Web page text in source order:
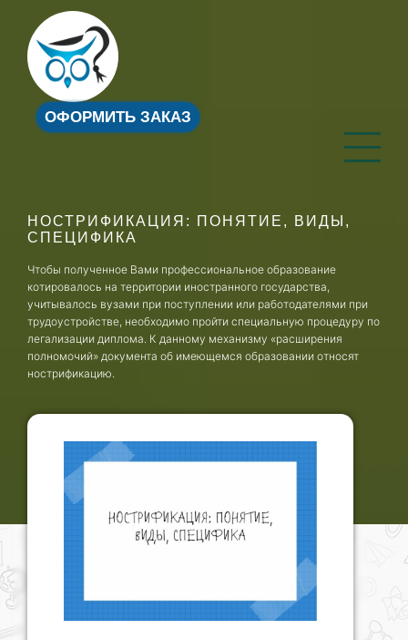
ОФОРМИТЬ ЗАКАЗ
НОСТРИФИКАЦИЯ: ПОНЯТИЕ, ВИДЫ,
СПЕЦИФИКА
Чтобы полученное Вами профессиональное образование
котировалось на территории иностранного государства,
учитывалось вузами при поступлении или работодателями при
трудоустройстве, необходимо пройти специальную процедуру по
легализации диплома. К данному механизму «расширения
полномочий» документа об имеющемся образовании относят
нострификацию.